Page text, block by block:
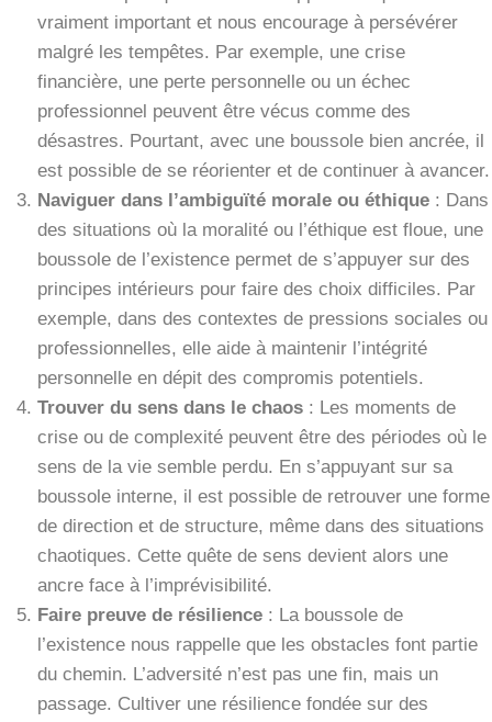
vraiment important et nous encourage à persévérer
malgré les tempêtes. Par exemple, une crise
financière, une perte personnelle ou un échec
professionnel peuvent être vécus comme des
désastres. Pourtant, avec une boussole bien ancrée, il
est possible de se réorienter et de continuer à avancer.
Naviguer dans l’ambiguïté morale ou éthique : Dans
des situations où la moralité ou l’éthique est floue, une
boussole de l’existence permet de s’appuyer sur des
principes intérieurs pour faire des choix difficiles. Par
exemple, dans des contextes de pressions sociales ou
professionnelles, elle aide à maintenir l’intégrité
personnelle en dépit des compromis potentiels.
Trouver du sens dans le chaos : Les moments de
crise ou de complexité peuvent être des périodes où le
sens de la vie semble perdu. En s’appuyant sur sa
boussole interne, il est possible de retrouver une forme
de direction et de structure, même dans des situations
chaotiques. Cette quête de sens devient alors une
ancre face à l’imprévisibilité.
Faire preuve de résilience : La boussole de
l’existence nous rappelle que les obstacles font partie
du chemin. L’adversité n’est pas une fin, mais un
passage. Cultiver une résilience fondée sur des